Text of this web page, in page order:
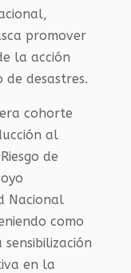
promover
la acción
desastres.
cohorte
al
de
Nacional
como
en la